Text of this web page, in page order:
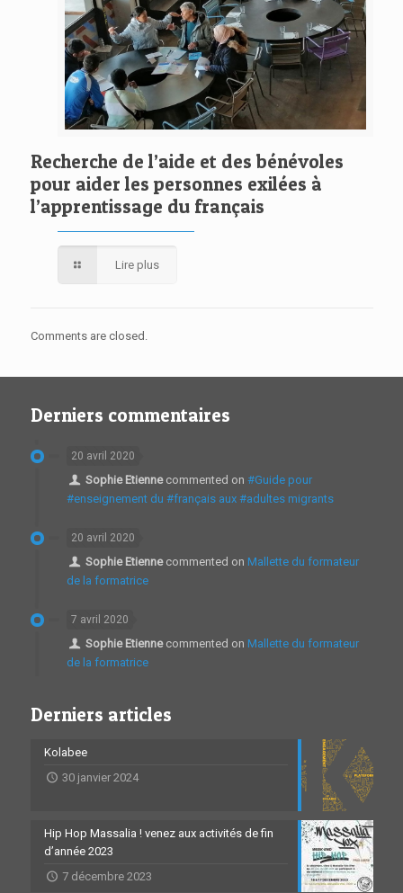
Recherche de l’aide et des bénévoles
pour aider les personnes exilées à
l’apprentissage du français
Lire plus
Comments are closed.
Derniers commentaires
20 avril 2020
Sophie Etiennecommented on #Guide pour
#enseignement du #français aux #adultes migrants
20 avril 2020
Sophie Etiennecommented on Mallette du formateur
de la formatrice
7 avril 2020
Sophie Etiennecommented on Mallette du formateur
de la formatrice
Derniers articles
Kolabee
30 janvier 2024
Hip Hop Massalia ! venez aux activités de fin
d’année 2023
7 décembre 2023